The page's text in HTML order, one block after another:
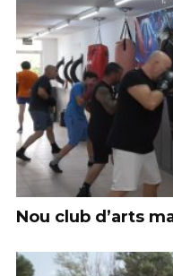
Nou club d’arts